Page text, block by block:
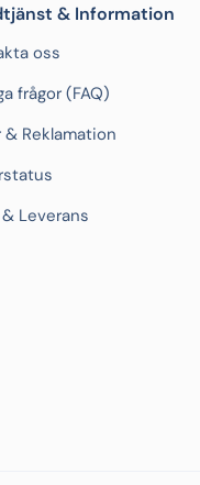
& Information
oss
frågor (FAQ)
& Reklamation
Leverans